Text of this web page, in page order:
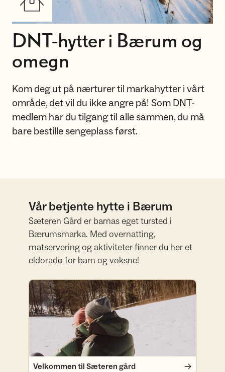
DNT-hytter i Bærum og
omegn
Kom deg ut på nærturer til markahytter i vårt
område, det vil du ikke angre på! Som DNT-
medlem har du tilgang til alle sammen, du må
bare bestille sengeplass først.
Vår betjente hytte i Bærum
Sæteren Gård er barnas eget tursted i
Bærumsmarka. Med overnatting,
matservering og aktiviteter finner du her et
eldorado for barn og voksne!
Velkommen til Sæteren gård
Velkommen til Sæteren gård